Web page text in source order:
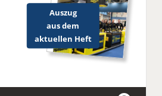
Auszug
aus dem
aktuellen Heft